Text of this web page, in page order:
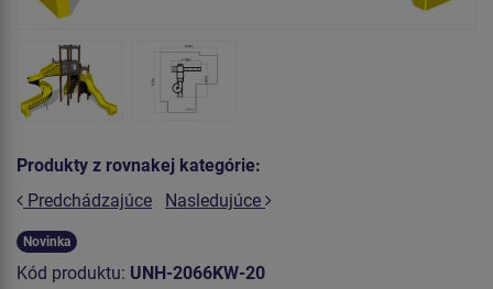
Produkty z rovnakej kategórie:
Predchádzajúce
Nasledujúce
Novinka
Kód produktu: UNH-2066KW-20